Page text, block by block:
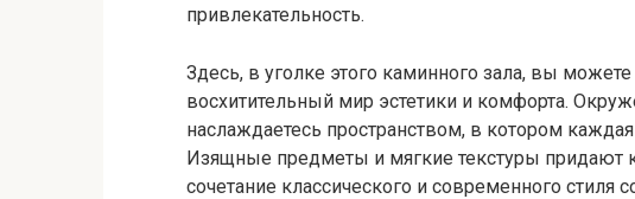
привлекательность.
Здесь, в уголке этого каминного зала, вы можете
восхитительный мир эстетики и комфорта.
наслаждаетесь пространством, в котором
Изящные предметы и мягкие текстуры придают
сочетание классического и современного стиля